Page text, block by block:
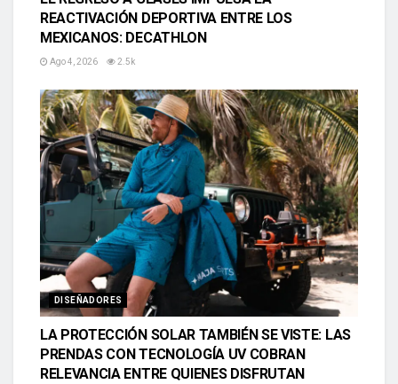
REACTIVACIÓN DEPORTIVA ENTRE LOS
MEXICANOS: DECATHLON
Ago 4, 2026 2.5k
DISEÑADORES
LA PROTECCIÓN SOLAR TAMBIÉN SE VISTE: LAS
PRENDAS CON TECNOLOGÍA UV COBRAN
RELEVANCIA ENTRE QUIENES DISFRUTAN